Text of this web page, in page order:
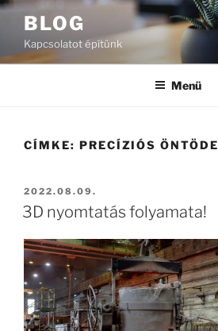
Tartalomhoz
BLOG
Kapcsolatot építünk
Menü
CÍMKE: PRECÍZIÓS ÖNTÖDE
BEKÜLDVE:
2022.08.09.
3D nyomtatás folyamata!